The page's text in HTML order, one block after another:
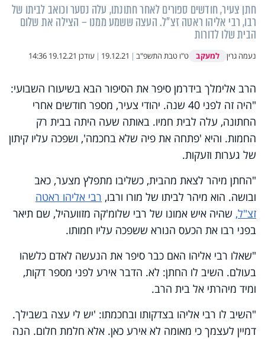
חתן צעיר, חודשים ספורים לאחר חתונתו, עלה נסער וכואב לביתו של
רבו, רבי אליהו ראטה זצ"ל. העצה ששמע ממנו – הצילה את שלום
הבית שלו לדורות
נעמה גרין למעקב ט"ו טבת התשפ"ב |
19.12.21
| עודכן 19.12.21 14:36
הרב אלימלך בידרמן סיפר את הסיפור הבא בשיעורו השבועי:
"היה זה לפני 40 שנה. יהודי צעיר, מספר חודשים אחרי
החתונה, עלה לבית חמיו. באותה שעה היתה בבית רק
החמות. והיא 'פתחה את פיה שלא בחכמה', ושפכה עליו קיתון
של גערות וזעקות.
"החתן מיהר לצאת מהבית, כשליבו מתפלץ מצער, כאב
ובושה. הוא מיהר לביתו של מורו ורבו, רבי אליהו ראטה
זצ"ל, שהיה איש אמונו של רבי שלומ'קה מזוועהיל, שם תיאר
בפני רבו את הכעס הנורא ששפכה עליו חמותו.
"שאלו רבי אליהו האם כבר סיפר את הנעשה לאדם כלשהו
בעולם. השיב לו החתן: לא. הדבר אירע לפני מספר דקות,
ומיד מיהרתי אל בית הרב.
"השיב לו רבי אליהו בצדקותו ובחכמתו: 'יש לי עצה בשבילך.
דמיין לעצמך כי מאומה לא אירע כאן. אלא חלמת חלום. הנה